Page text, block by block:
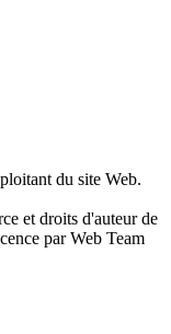
du site Web.
et droits d'auteur de
par Web Team